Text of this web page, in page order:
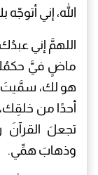
الله، إني
اللهمَّ إني
ماضٍ فيَّ
هو لك، سمَّيتَ
أحدًا من
تجعلَ القرآنَ
وذهابَ همِّي.